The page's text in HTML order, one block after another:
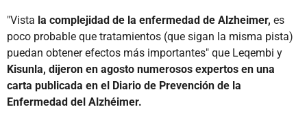
"Vista la complejidad de la enfermedad de Alzheimer, es
poco probable que tratamientos (que sigan la misma pista)
puedan obtener efectos más importantes" que Leqembi y
Kisunla, dijeron en agosto numerosos expertos en una
carta publicada en el Diario de Prevención de la
Enfermedad del Alzhéimer.